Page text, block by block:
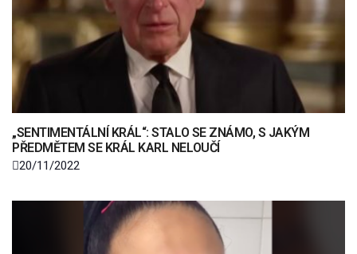
„SENTIMENTÁLNÍ KRÁL“: STALO SE ZNÁMO, S JAKÝM
PŘEDMĚTEM SE KRÁL KARL NELOUČÍ
20/11/2022